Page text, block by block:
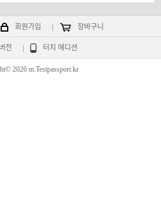
회원가입 장바구니
전 터치 에디션
2026 m.Testpassport.kr